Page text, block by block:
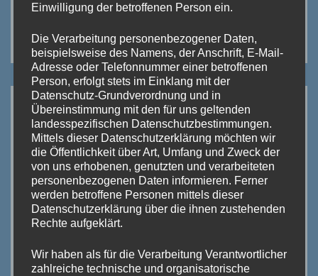
Klicke auf das Bild!
Einwilligung der betroffenen Person ein.
Die Verarbeitung personenbezogener Daten,
beispielsweise des Namens, der Anschrift, E-Mail-
Adresse oder Telefonnummer einer betroffenen
Person, erfolgt stets im Einklang mit der
Datenschutz-Grundverordnung und in
Übereinstimmung mit den für uns geltenden
landesspezifischen Datenschutzbestimmungen.
Mittels dieser Datenschutzerklärung möchten wir
die Öffentlichkeit über Art, Umfang und Zweck der
von uns erhobenen, genutzten und verarbeiteten
personenbezogenen Daten informieren. Ferner
werden betroffene Personen mittels dieser
Datenschutzerklärung über die ihnen zustehenden
Rechte aufgeklärt.
Wir haben als für die Verarbeitung Verantwortlicher
zahlreiche technische und organisatorische